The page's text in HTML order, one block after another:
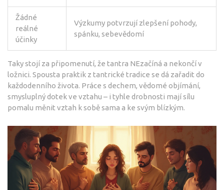
Žádné
reálné
účinky
Výzkumy potvrzují zlepšení pohody,
spánku, sebevědomí
Taky stojí za připomenutí, že tantra NEzačíná a nekončí v
ložnici. Spousta praktik z tantrické tradice se dá zařadit do
každodenního života. Práce s dechem, vědomé objímání,
smysluplný dotek ve vztahu – i tyhle drobnosti mají sílu
pomalu měnit vztah k sobě sama a ke svým blízkým.